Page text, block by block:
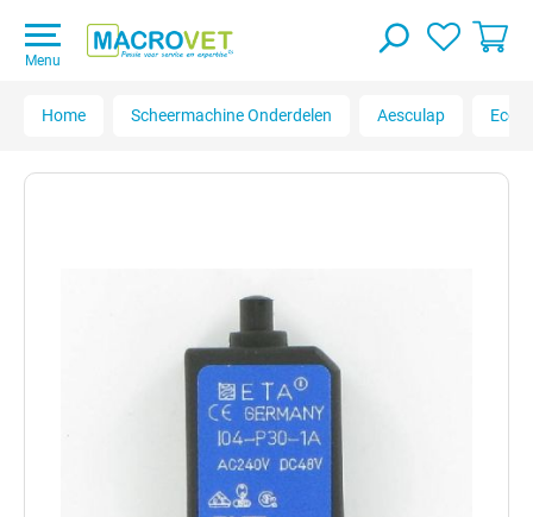
Menu
Home Scheermachine Onderdelen Aesculap